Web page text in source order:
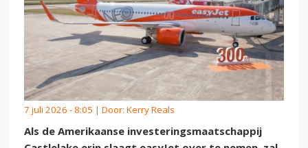
7 juli 2026 - 8:05 | Door: Kerry Reals
Als de Amerikaanse investeringsmaatschappij